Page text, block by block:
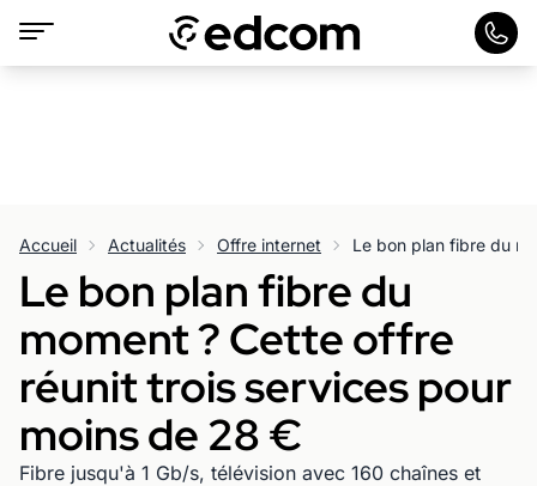
Accueil Actualités Offre internet
Le bon plan fibre du
moment ? Cette offre
réunit trois services pour
moins de 28 €
Fibre jusqu'à 1 Gb/s, télévision avec 160 chaînes et